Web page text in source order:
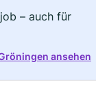
– auch für
ansehen